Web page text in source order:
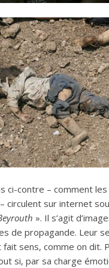
ci-contre – comment les
circulent sur internet
». Il s’agit
de propagande. Leur
sens, comme on dit.
si, par sa charge